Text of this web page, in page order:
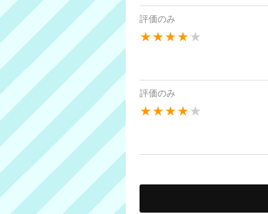
評価のみ
★★★★ ★
評価のみ
★★★★ ★